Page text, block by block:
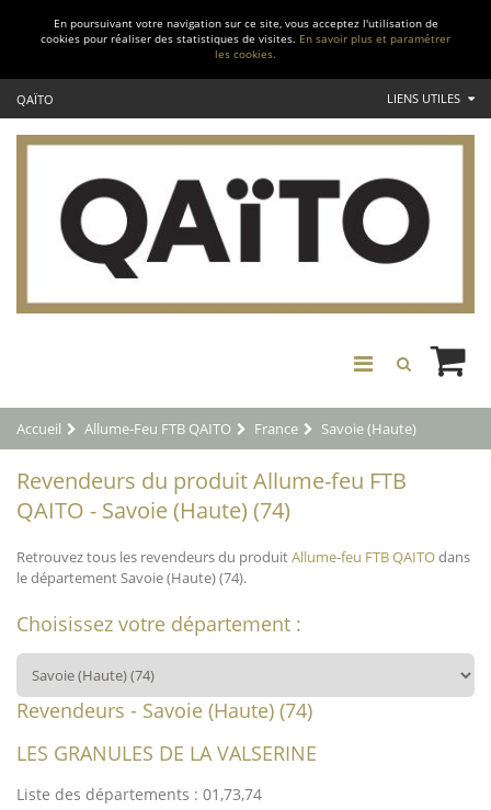
En poursuivant votre navigation sur ce site, vous acceptez l'utilisation de
cookies pour réaliser des statistiques de visites. En savoir plus et paramétrer
les cookies.
QAÏTO LIENS UTILES
Accueil Allume-Feu FTB QAITO France Savoie (Haute)
Revendeurs du produit Allume-feu FTB
QAITO - Savoie (Haute) (74)
Retrouvez tous les revendeurs du produitAllume-feu FTB QAITOdans
le département Savoie (Haute) (74).
Choisissez votre département :
Revendeurs - Savoie (Haute) (74)
LES GRANULES DE LA VALSERINE
Liste des départements : 01,73,74